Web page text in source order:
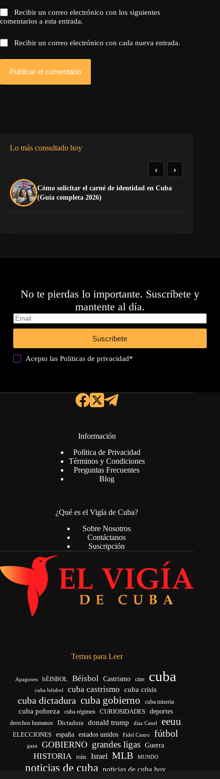
Recibir un correo electrónico con los siguientes
comentarios a esta entrada.
Recibir un correo electrónico con cada nueva entrada.
Publicar el comentario
Lo más consultado hoy
Cómo solicitar el carné de identidad en Cuba
(Guía completa 2026)
‹ ›
No te pierdas lo importante. Suscríbete y
mantente al día.
Suscríbete
Acepto lasPoliticas de privacidad*
Información
Política de Privacidad
Términos y Condiciones
Preguntas Frecuentes
Blog
¿Qué es el Vigía de Cuba?
Sobre Nosotros
Contáctanos
Suscripción
Temas para Leer
Apagones bÉISBOL Béisbol Castrismo cine cuba
cuba béisbol cuba castrismo cuba crisis
cuba dictadura cuba gobierno cuba miseria
cuba pobreza cuba régimen CURIOSIDADES deportes
derechos humanos Dictadura donald trump díaz Canel eeuu
ELECCIONES españa estados unidos Fidel Castro fútbol
gaza GOBIERNO grandes ligas Guerra
HISTORIA irán Israel MLB MUNDO
noticias de cuba
noticias de cuba hoy